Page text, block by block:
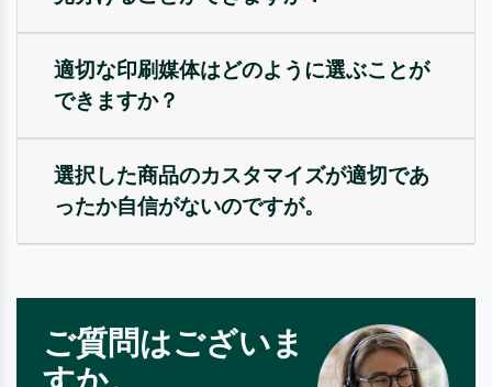
適切な印刷媒体はどのように選ぶことが
できますか？
選択した商品のカスタマイズが適切であ
ったか自信がないのですが。
ご質問はございま